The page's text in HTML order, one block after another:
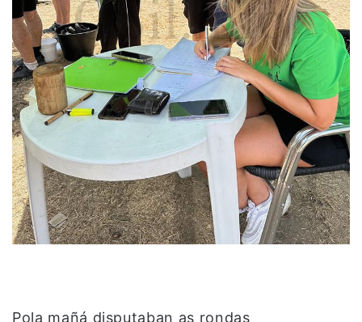
Pola mañá disputaban as rondas